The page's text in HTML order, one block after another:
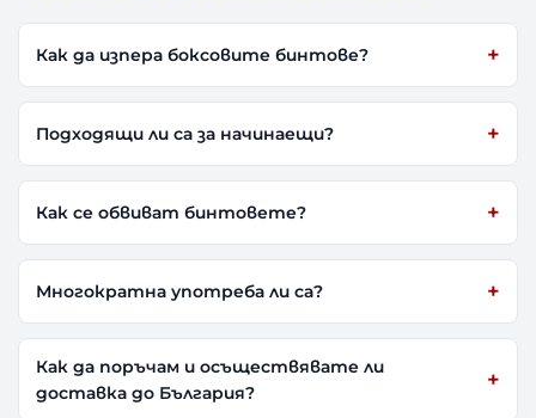
Как да изпера боксовите бинтове?
Подходящи ли са за начинаещи?
Как се обвиват бинтовете?
Многократна употреба ли са?
Как да поръчам и осъществявате ли
доставка до България?